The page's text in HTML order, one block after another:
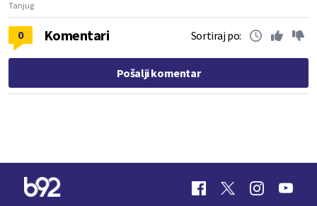
Tanjug
0 Komentari Sortiraj po:
Pošalji komentar